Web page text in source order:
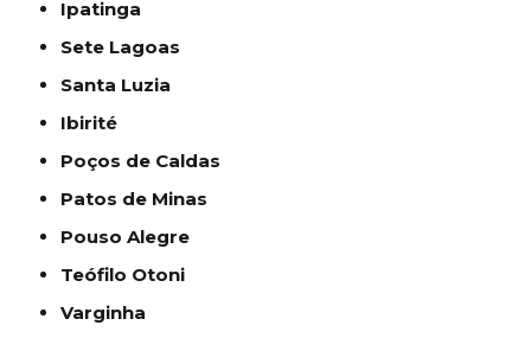
Ipatinga
Sete Lagoas
Santa Luzia
Ibirité
Poços de Caldas
Patos de Minas
Pouso Alegre
Teófilo Otoni
Varginha